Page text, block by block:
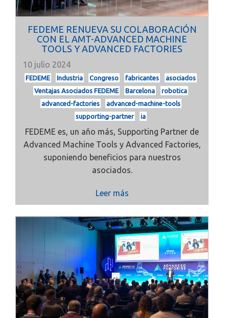
FEDEME RENUEVA SU COLABORACIÓN
CON EL AMT-ADVANCED MACHINE
TOOLS Y ADVANCED FACTORIES
10 julio 2024
FEDEME Industria Congreso fabricantes
asociados
Ventajas Asociados FEDEME
Barcelona
robotica
advanced-factories
advanced-machine-tools
supporting-partner
ia
FEDEME es, un año más, Supporting Partner de
Advanced Machine Tools y Advanced Factories,
suponiendo beneficios para nuestros
asociados.
Leer más